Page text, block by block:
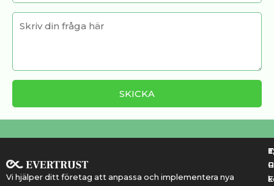
Vi hjälper ditt företag att anpassa och implementera nya